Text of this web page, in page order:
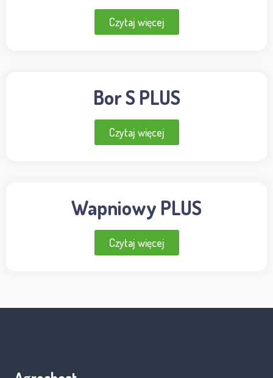
Czytaj więcej
Bor S PLUS
Czytaj więcej
Wapniowy PLUS
Czytaj więcej